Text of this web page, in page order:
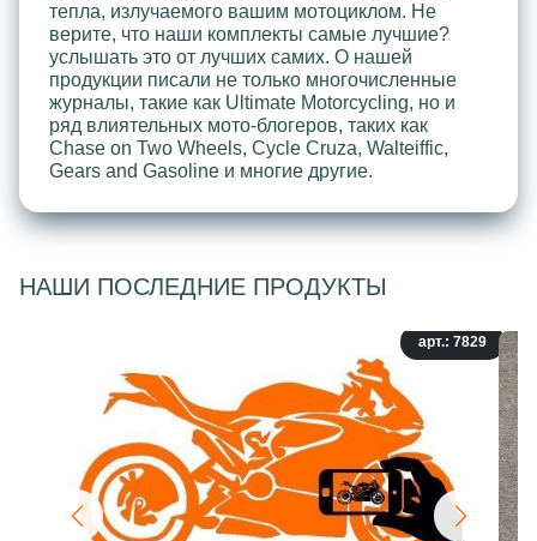
тепла, излучаемого вашим мотоциклом. Не
верите, что наши комплекты самые лучшие?
услышать это от лучших самих. О нашей
продукции писали не только многочисленные
журналы, такие как Ultimate Motorcycling, но и
ряд влиятельных мото-блогеров, таких как
Chase on Two Wheels, Cycle Cruza, Walteiffic,
Gears and Gasoline и многие другие.
НАШИ ПОСЛЕДНИЕ ПРОДУКТЫ
арт.: 7829